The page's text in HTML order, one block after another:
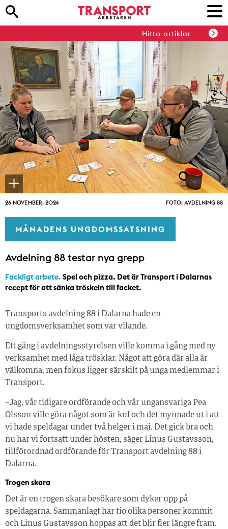
Hitta artiklar
26 NOVEMBER, 2024 FOTO: AVDELNING 88
MÅNADENS UNGDOMSSATSNING
Avdelning 88 testar nya grepp
Fackligt arbete. Spel och pizza. Det är Transport i Dalarnas
recept för att sänka tröskeln till facket.
Transports avdelning 88 i Dalarna hade en
ungdomsverksamhet som var vilande.
Ett gäng i avdelningsstyrelsen ville komma i gång med ny
verksamhet med låga trösklar. Något att göra där alla är
välkomna, men fokus ligger särskilt på unga medlemmar i
Transport.
– Jag, vår tidigare ordförande och vår ungansvariga Pea
Olsson ville göra något som är kul och det mynnade ut i att
vi hade speldagar under två helger i maj. Det gick bra och
nu har vi fortsatt under hösten, säger Linus Gustavsson,
tillförordnad ordförande för Transport avdelning 88 i
Dalarna.
Trogen skara
Det är en trogen skara besökare som dyker upp på
speldagarna. Sammanlagt har tio olika personer kommit
och Linus Gustavsson hoppas att det blir fler längre fram.